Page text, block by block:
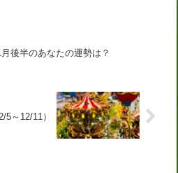
月後半のあなたの運勢は？
～12/11）